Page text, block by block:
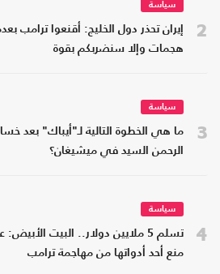
2
سياسة
إيران تحذر دول الخليج: أقنعوا ترامب
هجمات وإلا سنضربكم بقوة
3
سياسة
ما هي الخطوة التالية لـ"أيباك" بعد
الرحمن السيد في ميشيغان؟
4
سياسة
تسلم 5 ملايين دولار.. البيت
منع أحد أدواتها من مهاجمة ترامب